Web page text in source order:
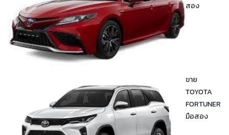
สอง
ขาย
TOYOTA
FORTUNER
มือสอง